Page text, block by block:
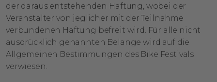
der daraus entstehenden Haftung, wobei der
Veranstalter von jeglicher mit der Teilnahme
verbundenen Haftung befreit wird. Für alle nicht
ausdrücklich genannten Belange wird auf die
Allgemeinen Bestimmungen des Bike Festivals
verwiesen.